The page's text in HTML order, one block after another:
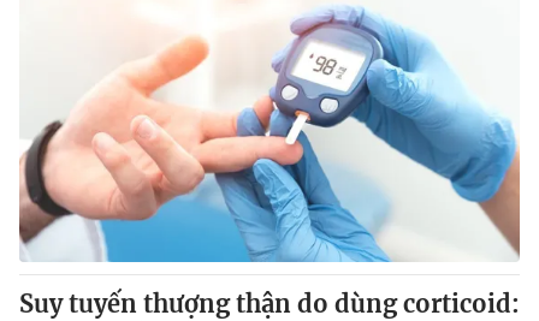
Shorts video
VTV Money VTV Thể thao
VTV Sức khoẻ Bất động sản
Thị trường 24h Tấm lòng Việt
VTV4 Vươn mình bằng AI
Suy tuyến thượng thận do dùng corticoid: